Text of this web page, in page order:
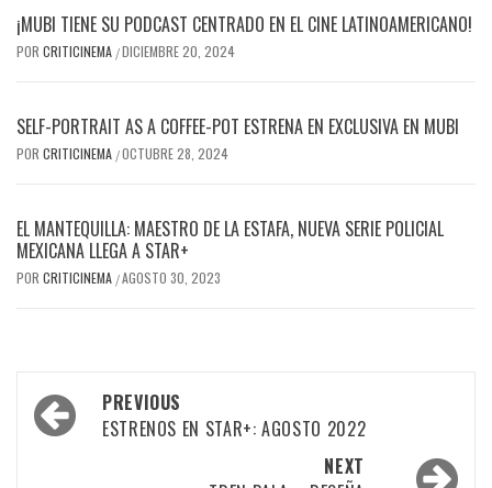
¡MUBI TIENE SU PODCAST CENTRADO EN EL CINE LATINOAMERICANO!
POR CRITICINEMA /DICIEMBRE 20, 2024
SELF-PORTRAIT AS A COFFEE-POT ESTRENA EN EXCLUSIVA EN MUBI
POR CRITICINEMA /OCTUBRE 28, 2024
EL MANTEQUILLA: MAESTRO DE LA ESTAFA, NUEVA SERIE POLICIAL
MEXICANA LLEGA A STAR+
POR CRITICINEMA /AGOSTO 30, 2023
Post
navigation
PREVIOUS
ESTRENOS EN STAR+: AGOSTO 2022
NEXT